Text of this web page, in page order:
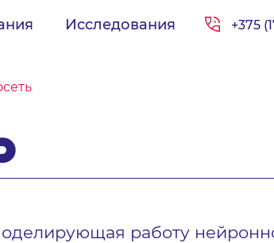
Исследования +375
работу